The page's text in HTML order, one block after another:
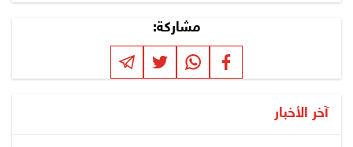
مشاركة:
آخر الأخبار